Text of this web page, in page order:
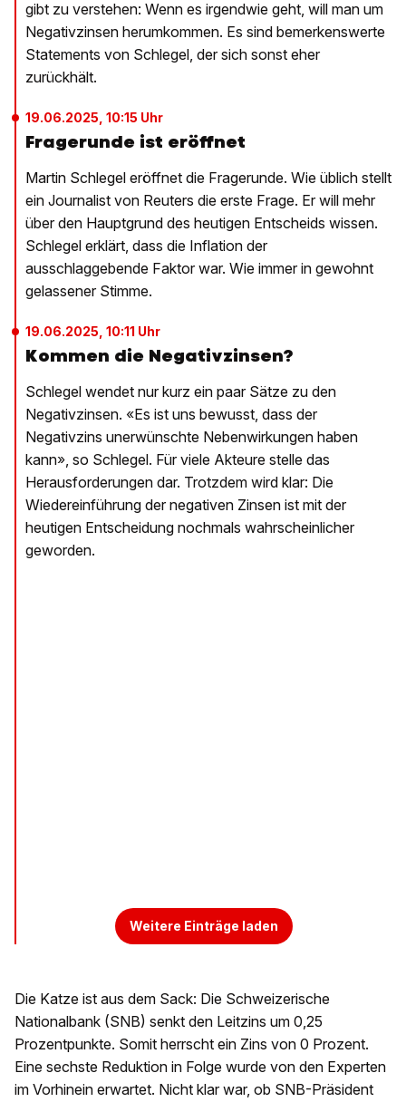
gibt zu verstehen: Wenn es irgendwie geht, will man um
Negativzinsen herumkommen. Es sind bemerkenswerte
Statements von Schlegel, der sich sonst eher
zurückhält.
19.06.2025, 10:15 Uhr
Fragerunde ist eröffnet
Martin Schlegel eröffnet die Fragerunde. Wie üblich stellt
ein Journalist von Reuters die erste Frage. Er will mehr
über den Hauptgrund des heutigen Entscheids wissen.
Schlegel erklärt, dass die Inflation der
ausschlaggebende Faktor war. Wie immer in gewohnt
gelassener Stimme.
19.06.2025, 10:11 Uhr
Kommen die Negativzinsen?
Schlegel wendet nur kurz ein paar Sätze zu den
Negativzinsen. «Es ist uns bewusst, dass der
Negativzins unerwünschte Nebenwirkungen haben
kann», so Schlegel. Für viele Akteure stelle das
Herausforderungen dar. Trotzdem wird klar: Die
Wiedereinführung der negativen Zinsen ist mit der
heutigen Entscheidung nochmals wahrscheinlicher
geworden.
Weitere Einträge laden
Die Katze ist aus dem Sack: Die Schweizerische
Nationalbank (SNB) senkt den Leitzins um 0,25
Prozentpunkte. Somit herrscht ein Zins von 0 Prozent.
Eine sechste Reduktion in Folge wurde von den Experten
im Vorhinein erwartet. Nicht klar war, ob SNB-Präsident